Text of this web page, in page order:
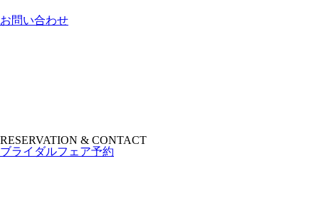
お問い合わせ
RESERVATION & CONTACT
ブライダルフェア予約